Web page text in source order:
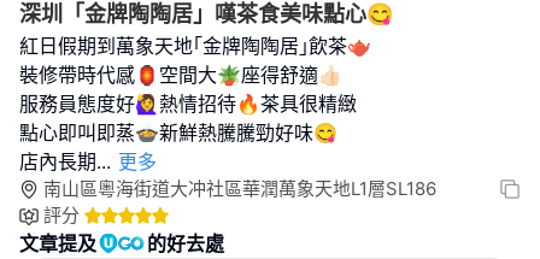
深圳「金牌陶陶居」嘆茶食美味點心😋
紅日假期到萬象天地｢金牌陶陶居｣飲茶🫖
裝修帶時代感🏮空間大🪴座得舒適👍🏻
服務員態度好🙋‍♀️熱情招待🔥茶具很精緻
點心即叫即蒸🍲新鮮熱騰騰勁好味😋
店內長期... 更多
南山區粵海街道大冲社區華潤萬象天地L1層SL186
評分
文章提及 的好去處